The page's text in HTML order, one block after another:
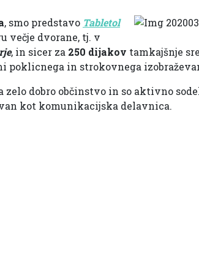
, smo predstavo Tabletol
večje dvorane, tj. v
, in sicer za 250 dijakov tamkajšnje
poklicnega in strokovnega
zelo dobro občinstvo in so aktivno
kot komunikacijska delavnica.